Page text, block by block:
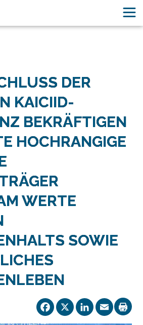
DER
KAICIID-
BEKRÄFTIGEN
HOCHRANGIGE
WERTE
SOWIE
Facebook
X